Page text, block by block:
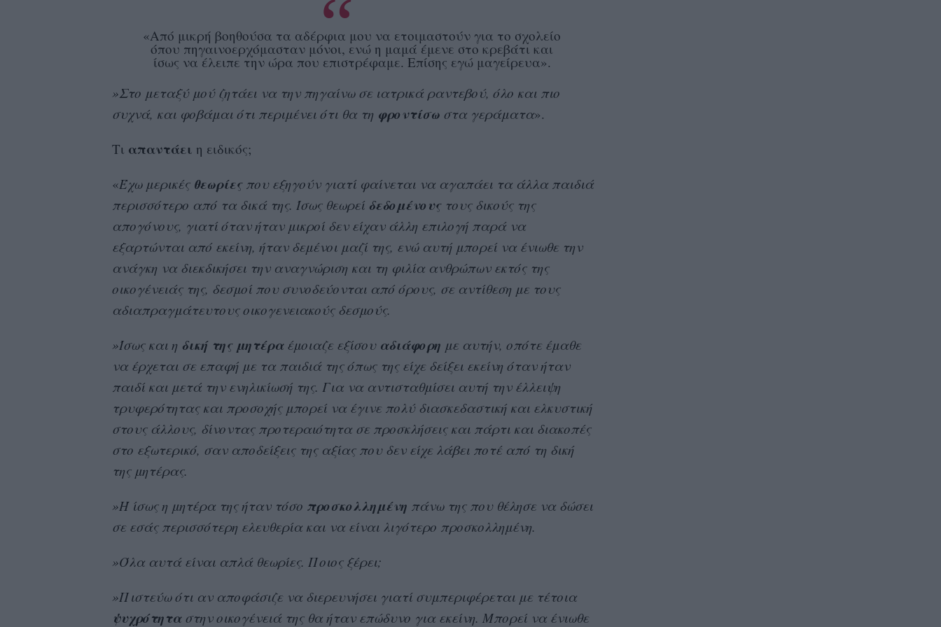
«Από μικρή βοηθούσα τα αδέρφια μου να ετοιμαστούν για το σχολείο
όπου πηγαινοερχόμασταν μόνοι, ενώ η μαμά έμενε στο κρεβάτι και
ίσως να έλειπε την ώρα που επιστρέφαμε. Επίσης εγώ μαγείρευα».
»Στο μεταξύ μού ζητάει να την πηγαίνω σε ιατρικά ραντεβού, όλο και πιο
συχνά, και φοβάμαι ότι περιμένει ότι θα τη φροντίσωστα γεράματα».
Τι απαντάει η ειδικός;
«Έχω μερικές θεωρίεςπου εξηγούν γιατί φαίνεται να αγαπάει τα άλλα παιδιά
περισσότερο από τα δικά της. Ίσως θεωρεί δεδομένουςτους δικούς της
απογόνους, γιατί όταν ήταν μικροί δεν είχαν άλλη επιλογή παρά να
εξαρτώνται από εκείνη, ήταν δεμένοι μαζί της, ενώ αυτή μπορεί να ένιωθε την
ανάγκη να διεκδικήσει την αναγνώριση και τη φιλία ανθρώπων εκτός της
οικογένειάς της, δεσμοί που συνοδεύονται από όρους, σε αντίθεση με τους
αδιαπραγμάτευτους οικογενειακούς δεσμούς.
»Ίσως και η δική της μητέραέμοιαζε εξίσου αδιάφορη με αυτήν, οπότε έμαθε
να έρχεται σε επαφή με τα παιδιά της όπως της είχε δείξει εκείνη όταν ήταν
παιδί και μετά την ενηλικίωσή της. Για να αντισταθμίσει αυτή την έλλειψη
τρυφερότητας και προσοχής μπορεί να έγινε πολύ διασκεδαστική και ελκυστική
στους άλλους, δίνοντας προτεραιότητα σε προσκλήσεις και πάρτι και διακοπές
στο εξωτερικό, σαν αποδείξεις της αξίας που δεν είχε λάβει ποτέ από τη δική
της μητέρας.
»Ή ίσως η μητέρα της ήταν τόσο προσκολλημένη πάνω της που θέλησε να δώσει
σε εσάς περισσότερη ελευθερία και να είναι λιγότερο προσκολλημένη.
»Όλα αυτά είναι απλά θεωρίες. Ποιος ξέρει;
»Πιστεύω ότι αν αποφάσιζε να διερευνήσει γιατί συμπεριφέρεται με τέτοια
ψυχρότηταστην οικογένειά της θα ήταν επώδυνο για εκείνη. Μπορεί να ένιωθε